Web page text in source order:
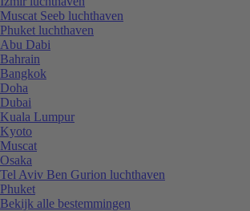
Muscat Seeb luchthaven
Phuket luchthaven
Abu Dabi
Bahrain
Bangkok
Doha
Dubai
Kuala Lumpur
Kyoto
Muscat
Osaka
Tel Aviv Ben Gurion luchthaven
Phuket
Bekijk alle bestemmingen